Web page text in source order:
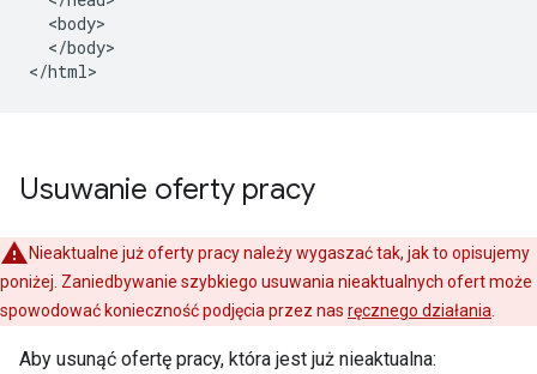
  <body>
  </body>
</html>
Usuwanie oferty pracy
Nieaktualne już oferty pracy należy wygaszać tak, jak to opisujemy
poniżej. Zaniedbywanie szybkiego usuwania nieaktualnych ofert może
spowodować konieczność podjęcia przez nas ręcznego działania
Aby usunąć ofertę pracy, która jest już nieaktualna: